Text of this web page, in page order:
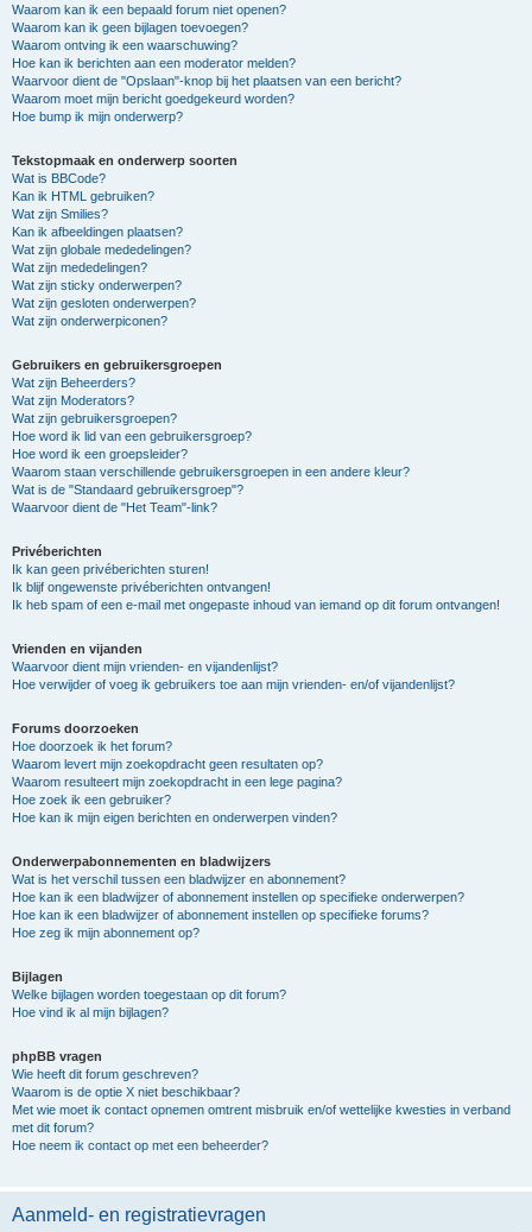
Waarom kan ik een bepaald forum niet openen?
Waarom kan ik geen bijlagen toevoegen?
Waarom ontving ik een waarschuwing?
Hoe kan ik berichten aan een moderator melden?
Waarvoor dient de "Opslaan"-knop bij het plaatsen van een bericht?
Waarom moet mijn bericht goedgekeurd worden?
Hoe bump ik mijn onderwerp?
Tekstopmaak en onderwerp soorten
Wat is BBCode?
Kan ik HTML gebruiken?
Wat zijn Smilies?
Kan ik afbeeldingen plaatsen?
Wat zijn globale mededelingen?
Wat zijn mededelingen?
Wat zijn sticky onderwerpen?
Wat zijn gesloten onderwerpen?
Wat zijn onderwerpiconen?
Gebruikers en gebruikersgroepen
Wat zijn Beheerders?
Wat zijn Moderators?
Wat zijn gebruikersgroepen?
Hoe word ik lid van een gebruikersgroep?
Hoe word ik een groepsleider?
Waarom staan verschillende gebruikersgroepen in een andere kleur?
Wat is de "Standaard gebruikersgroep"?
Waarvoor dient de "Het Team"-link?
Privéberichten
Ik kan geen privéberichten sturen!
Ik blijf ongewenste privéberichten ontvangen!
Ik heb spam of een e-mail met ongepaste inhoud van iemand op dit forum ontvangen!
Vrienden en vijanden
Waarvoor dient mijn vrienden- en vijandenlijst?
Hoe verwijder of voeg ik gebruikers toe aan mijn vrienden- en/of vijandenlijst?
Forums doorzoeken
Hoe doorzoek ik het forum?
Waarom levert mijn zoekopdracht geen resultaten op?
Waarom resulteert mijn zoekopdracht in een lege pagina?
Hoe zoek ik een gebruiker?
Hoe kan ik mijn eigen berichten en onderwerpen vinden?
Onderwerpabonnementen en bladwijzers
Wat is het verschil tussen een bladwijzer en abonnement?
Hoe kan ik een bladwijzer of abonnement instellen op specifieke onderwerpen?
Hoe kan ik een bladwijzer of abonnement instellen op specifieke forums?
Hoe zeg ik mijn abonnement op?
Bijlagen
Welke bijlagen worden toegestaan op dit forum?
Hoe vind ik al mijn bijlagen?
phpBB vragen
Wie heeft dit forum geschreven?
Waarom is de optie X niet beschikbaar?
Met wie moet ik contact opnemen omtrent misbruik en/of wettelijke kwesties in verband
met dit forum?
Hoe neem ik contact op met een beheerder?
Aanmeld- en registratievragen